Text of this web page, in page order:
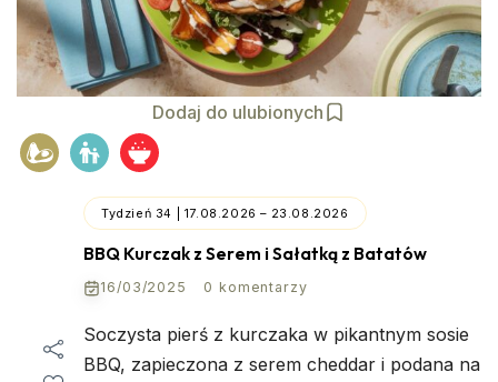
Dodaj do ulubionych
Tydzień 34 | 17.08.2026 – 23.08.2026
BBQ Kurczak z Serem i Sałatką z Batatów
16/03/2025 0 komentarzy
Soczysta pierś z kurczaka w pikantnym sosie
BBQ, zapieczona z serem cheddar i podana na